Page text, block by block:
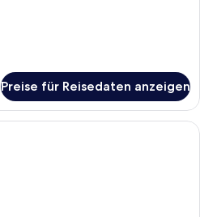
Preise für Reisedaten anzeigen
Ein Hotelzimmer mit Bett,